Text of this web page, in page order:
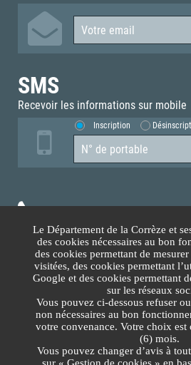
SMS
Recevoir les informations sur mobile
Inscription
Accès téléphonique sourds et
Nous contacter
Lundi au Vendredi
Le Département de la Corrèze et
des cookies nécessaires au bon
des cookies permettant de
visitées, des cookies permettant
Google et des cookies permettant
sur les réseaux
Vous pouvez ci-dessous refuser
non nécessaires au bon
votre convenance. Votre choix est
(6) mois.
Vous pouvez changer d’avis à